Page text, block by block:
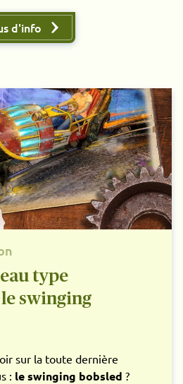
d'info
type
swinging
sur la toute dernière
: le swinging bobsled ?